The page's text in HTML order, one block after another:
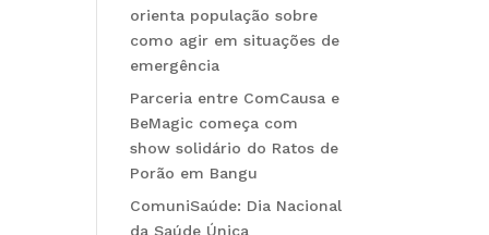
orienta população sobre
como agir em situações de
emergência
Parceria entre ComCausa e
BeMagic começa com
show solidário do Ratos de
Porão em Bangu
ComuniSaúde: Dia Nacional
da Saúde Única